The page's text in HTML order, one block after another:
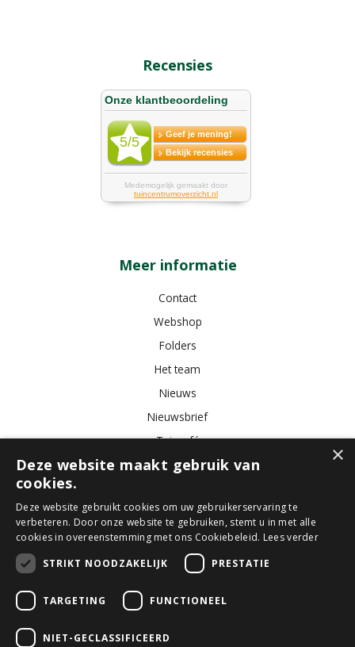
Recensies
Meer informatie
Contact
Webshop
Folders
Het team
Nieuws
Nieuwsbrief
Tuincafé
Vacatures
Tuincentrum Bloemist Kamerplanten Kunstbloemen
Buitenplanten
Tuinmeubelen
© GroenRijk Den Bosch
×
Deze website maakt gebruik van
cookies.
Deze website gebruikt cookies om uw gebruikerservaring te
verbeteren. Door onze website te gebruiken, stemt u in met alle
cookies in overeenstemming met ons Cookiebeleid. Lees verder
STRIKT NOODZAKELIJK
PRESTATIE
TARGETING FUNCTIONEEL
NIET-GECLASSIFICEERD